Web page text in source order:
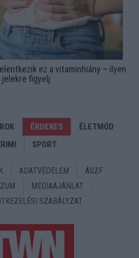
ez a vitaminhiány – ilyen
jelekre figyelj
ÉRDEKES
ÉLETMÓD
SPORT
ADATVÉDELEM
ÁSZF
MÉDIAAJÁNLAT
SZABÁLYZAT